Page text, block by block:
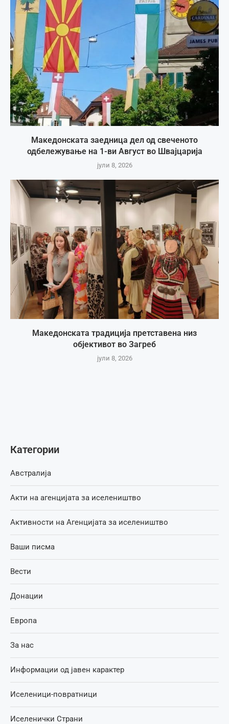
Македонската заедница дел од свеченото
одбележување на 1-ви Август во Швајцарија
јули 8, 2026
Македонската традиција претставена низ
објективот во Загреб
јули 8, 2026
Категории
Австралија
Акти на агенцијата за иселеништво
Активности на Агенцијата за иселеништво
Ваши писма
Вести
Донации
Европа
За нас
Информации од јавен карактер
Иселеници-повратници
Иселенички Страни